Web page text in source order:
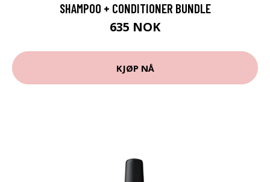
SHAMPOO + CONDITIONER BUNDLE
635 NOK
KJØP NÅ